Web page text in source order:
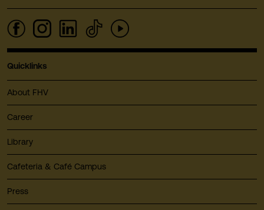
Quicklinks
About FHV
Career
Library
Cafeteria & Café Campus
Press